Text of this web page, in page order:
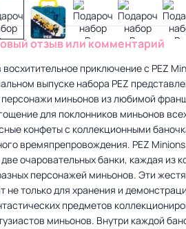
отзыв или комментарий
приключение с PEZ
выпуске набора PEZ
миньонов из любимой
для поклонников миньонов
конфеты с коллекционными
времяпрепровождения. PEZ
очаровательных банки, каждая из
персонажей миньонов. Эти
не только для хранения и
предметов
миньонов. Внутри каждой